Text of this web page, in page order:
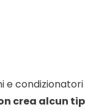
e
crea alcun